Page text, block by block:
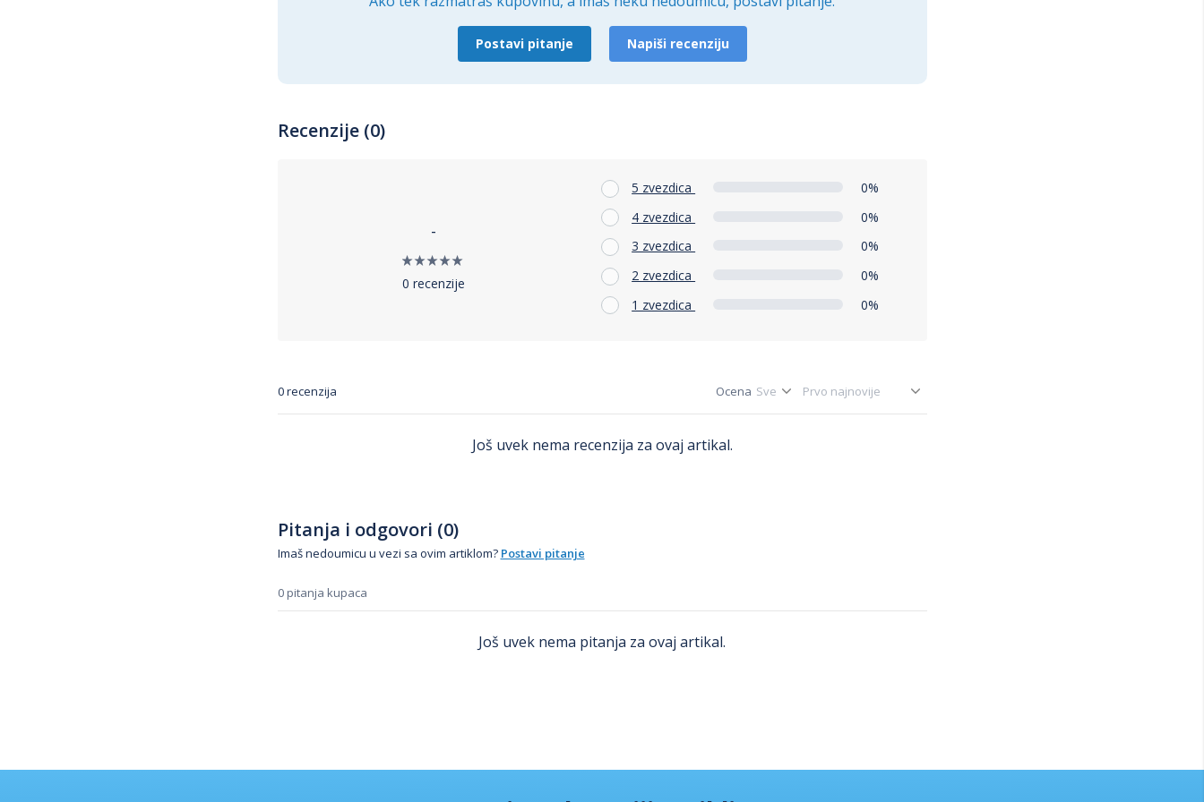
Postavi pitanje Napiši recenziju
Recenzije (0)
-
0 recenzije
5 zvezdica
0%
4 zvezdica
0%
3 zvezdica
0%
2 zvezdica
0%
1 zvezdica
0%
0 recenzija Ocena
Još uvek nema recenzija za ovaj artikal.
Pitanja i odgovori (0)
Imaš nedoumicu u vezi sa ovim artiklom? Postavi pitanje
0 pitanja kupaca
Još uvek nema pitanja za ovaj artikal.